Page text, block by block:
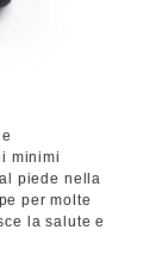
minimi
piede nella
per molte
la salute e